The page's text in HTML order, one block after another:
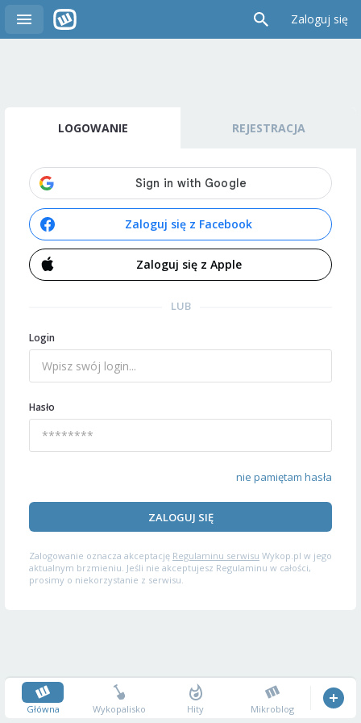
Zaloguj się
LOGOWANIE REJESTRACJA
Zaloguj się z Facebook
Zaloguj się z Apple
LUB
Login
Hasło
nie pamiętam hasła
ZALOGUJ SIĘ
Zalogowanie oznacza akceptację Regulaminu serwisu Wykop.pl w jego
aktualnym brzmieniu. Jeśli nie akceptujesz Regulaminu w całości,
prosimy o niekorzystanie z serwisu.
Główna Wykopalisko Hity Mikroblog